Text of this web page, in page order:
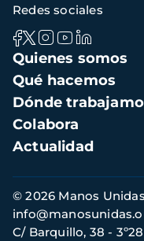
Navegación
principal
Quienes somos
Qué hacemos
Dónde
Colabora
Actualidad
Redes sociales
Información
de
contacto
© 2026 Manos Unidas
C/ Barquillo, 38 -